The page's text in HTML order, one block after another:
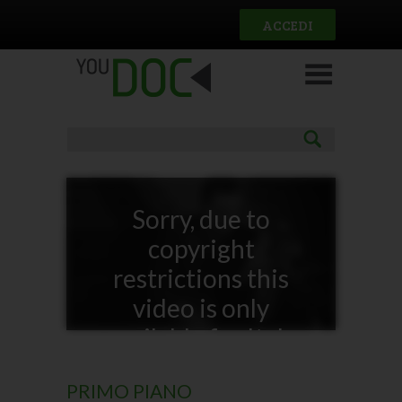
ACCEDI
Sorry, due to
copyright
restrictions this
video is only
available for Italy
PRIMO PIANO